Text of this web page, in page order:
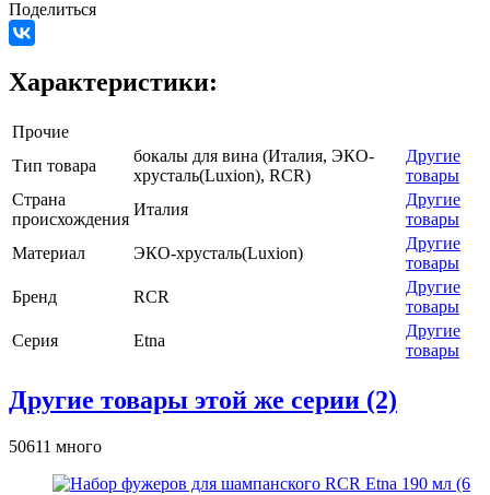
Поделиться
Характеристики:
Прочие
Тип товара
бокалы для вина (Италия, ЭКО-
хрусталь(Luxion), RCR)
Другие
товары
Страна
происхождения
Италия
Другие
товары
Материал
ЭКО-хрусталь(Luxion)
Другие
товары
Бренд
RCR
Другие
товары
Серия
Etna
Другие
товары
Другие товары этой же серии (2)
50611 много